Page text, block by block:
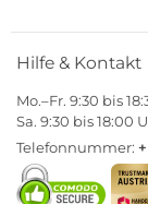
Hilfe & Kontakt
Mo.–Fr. 9:30 bis
Sa. 9:30 bis 18:00
Telefonnummer: